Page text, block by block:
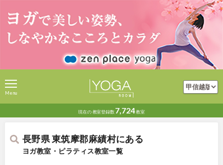
現在の教室登録数 7,724教室
Menu
長野県 東筑摩郡麻績村にある
ヨガ教室・ピラティス教室一覧